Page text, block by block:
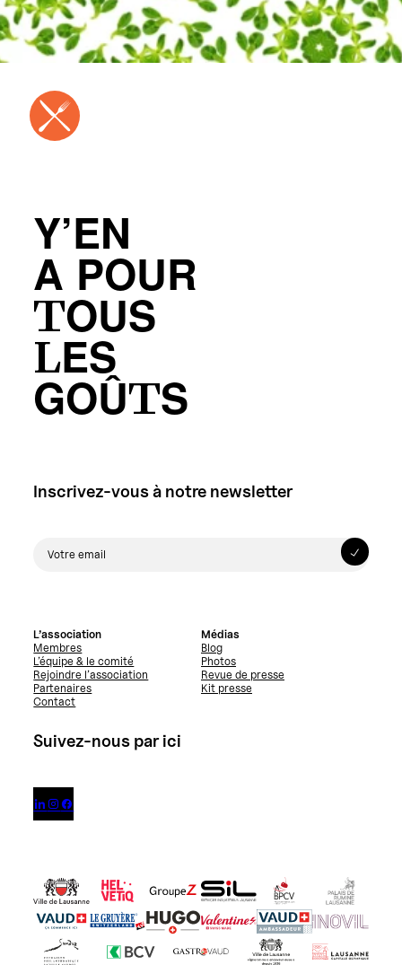
Y’EN
A POUR
TOUS
LES
GOÛTS
Inscrivez-vous à notre newsletter
L’association
Membres
L’équipe & le comité
Rejoindre l’association
Partenaires
Contact
Médias
Blog
Photos
Revue de presse
Kit presse
Suivez-nous par ici
  